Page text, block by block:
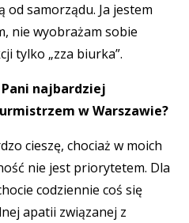
od samorządu. Ja jestem
nie wyobrażam sobie
tylko „zza biurka”.
najbardziej
w Warszawie?
cieszę, chociaż w moich
nie jest priorytetem. Dla
codziennie coś się
apatii związanej z